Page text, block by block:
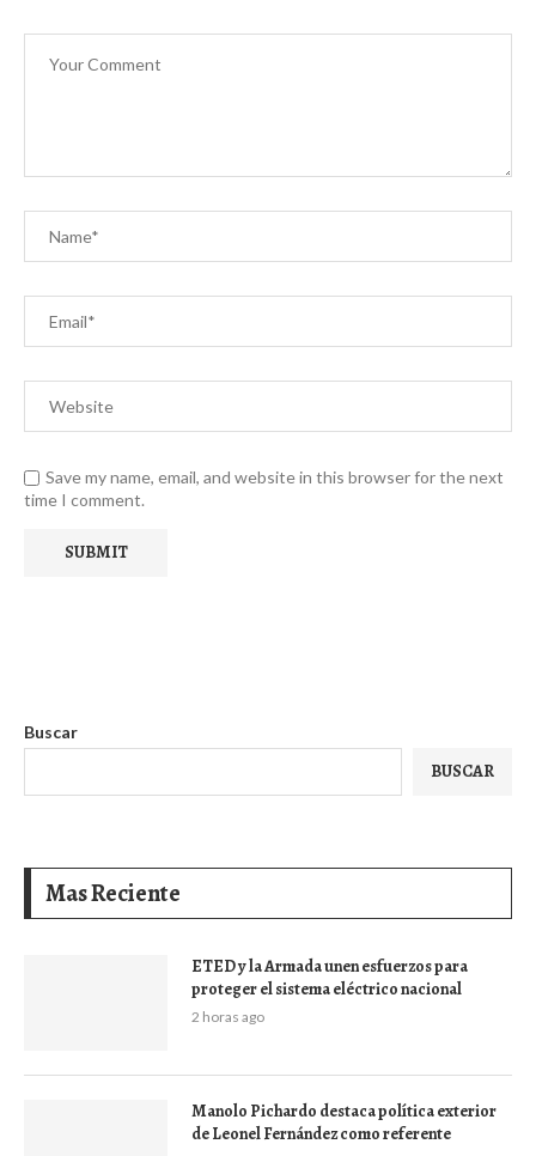
Save my name, email, and website in this browser for the next
time I comment.
Buscar
BUSCAR
Mas Reciente
ETED y la Armada unen esfuerzos para
proteger el sistema eléctrico nacional
2 horas ago
Manolo Pichardo destaca política exterior
de Leonel Fernández como referente